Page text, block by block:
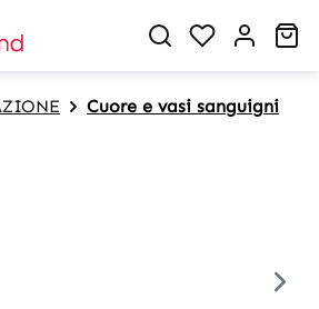
Cuore e vasi sanguigni